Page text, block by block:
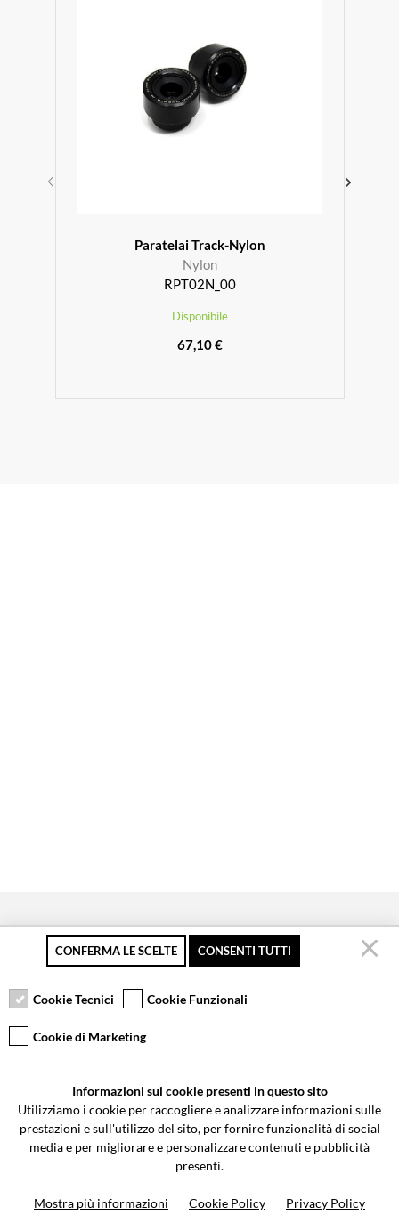
Paratelai Track-Nylon
Nylon
RPT02N_00
Disponibile
67,10 €
Pagamento sicuro
Resi gratuiti fino a 30
Servizio clienti
Via Galileo Galilei 5 | Verano Brianza (MB) 20843 | ITALY
0362-805407-info@valtermoto.com
CONFERMA LE SCELTE CONSENTI TUTTI
Cookie Tecnici Cookie Funzionali
Cookie di Marketing
Informazioni sui cookie presenti in questo sito
Utilizziamo i cookie per raccogliere e analizzare informazioni sulle
prestazioni e sull'utilizzo del sito, per fornire funzionalità di social
media e per migliorare e personalizzare contenuti e pubblicità
presenti.
Mostra più informazioni Cookie Policy Privacy Policy